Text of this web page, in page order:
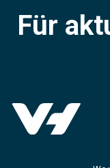
Für